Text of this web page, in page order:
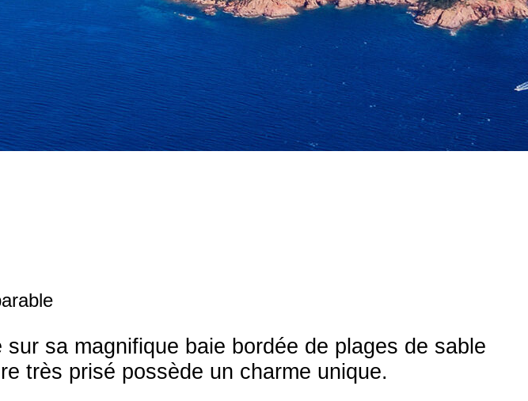
sa magnifique baie bordée de plages de sable
très prisé possède un charme unique.